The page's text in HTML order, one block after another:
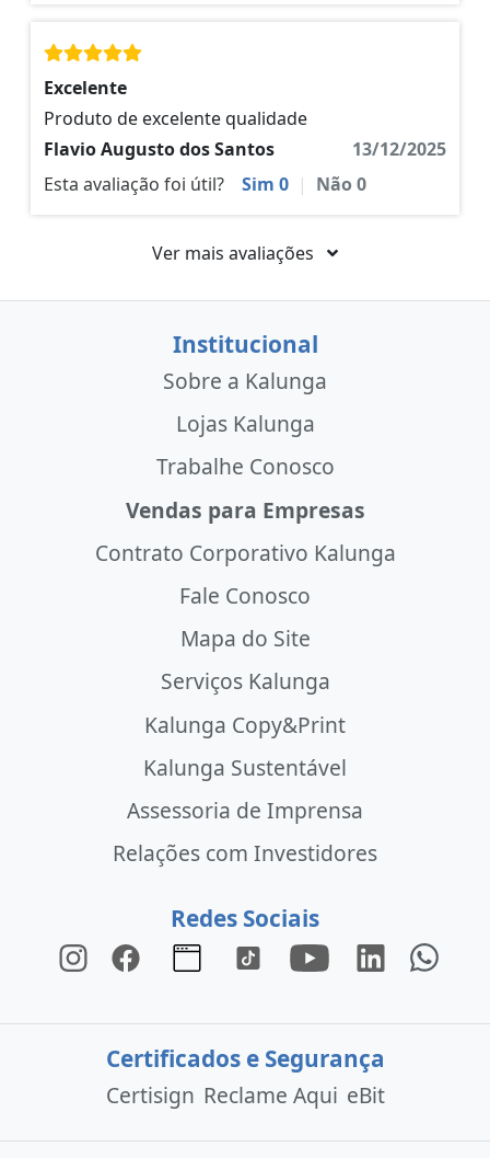
Excelente
Produto de excelente qualidade
Flavio Augusto dos Santos
13/12/2025
Esta avaliação foi útil?
Sim 0 | Não0
Ver mais avaliações
Institucional
Sobre a Kalunga
Lojas Kalunga
Trabalhe Conosco
Vendas para Empresas
Contrato Corporativo Kalunga
Fale Conosco
Mapa do Site
Serviços Kalunga
Kalunga Copy&Print
Kalunga Sustentável
Assessoria de Imprensa
Relações com Investidores
Redes Sociais
Certificados e Segurança
Certisign Reclame Aqui eBit